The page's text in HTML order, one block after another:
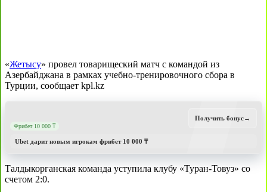
«Жетысу» провел товарищеский матч с командой из
Азербайджана в рамках учебно-тренировочного сбора в
Турции, сообщает kpl.kz
Фрибет 10 000 ₸
Ubet дарит новым игрокам фрибет 10 000 ₸
Получить бонус→
Талдыкорганская команда уступила клубу «Туран-Товуз» со
счетом 2:0.